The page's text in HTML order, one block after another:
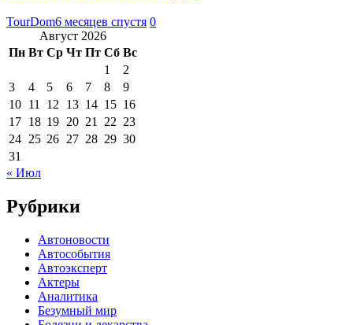
TourDom6 месяцев спустя 0
Август 2026
Пн Вт Ср Чт Пт Сб Вс
1
2
3
4 5 6 7 8
9
10 11 12 13 14 15 16
17 18 19 20 21 22 23
24 25 26 27 28 29 30
31
« Июл
Рубрики
Автоновости
Автособытия
Автоэксперт
Актеры
Аналитика
Безумный мир